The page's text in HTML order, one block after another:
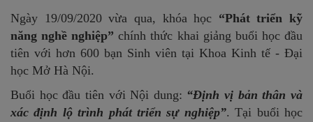
Ngày 19/09/2020 vừa qua, khóa học “Phát triển kỹ
năng nghề nghiệp” chính thức khai giảng buổi học đầu
tiên với hơn 600 bạn Sinh viên tại Khoa Kinh tế - Đại
học Mở Hà Nội.
Buổi học đầu tiên với Nội dung: “Định vị bản thân và
xác định lộ trình phát triển sự nghiệp”. Tại buổi học